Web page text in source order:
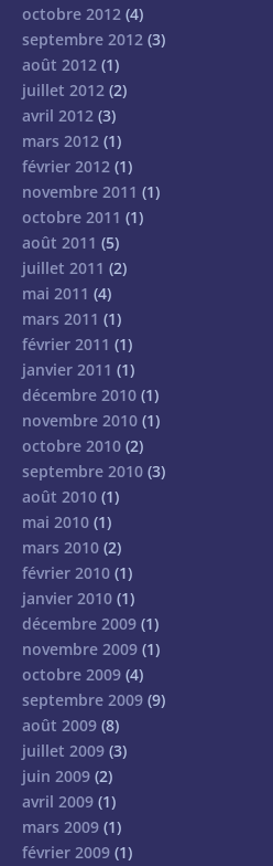
octobre 2012 (4)
septembre 2012 (3)
août 2012 (1)
juillet 2012 (2)
avril 2012 (3)
mars 2012 (1)
février 2012 (1)
novembre 2011 (1)
octobre 2011 (1)
août 2011 (5)
juillet 2011 (2)
mai 2011 (4)
mars 2011 (1)
février 2011 (1)
janvier 2011 (1)
décembre 2010 (1)
novembre 2010 (1)
octobre 2010 (2)
septembre 2010 (3)
août 2010 (1)
mai 2010 (1)
mars 2010 (2)
février 2010 (1)
janvier 2010 (1)
décembre 2009 (1)
novembre 2009 (1)
octobre 2009 (4)
septembre 2009 (9)
août 2009 (8)
juillet 2009 (3)
juin 2009 (2)
avril 2009 (1)
mars 2009 (1)
février 2009 (1)